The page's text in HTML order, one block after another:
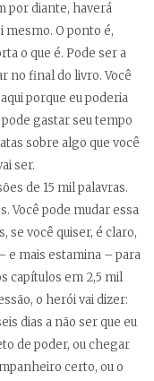
por diante, haverá
mesmo. O ponto é,
o que é. Pode ser a
no final do livro. Você
porque eu poderia
gastar seu tempo
sobre algo que você
ser.
de 15 mil palavras.
Você pode mudar essa
se você quiser, é claro,
e mais estamina – para
capítulos em 2,5 mil
o herói vai dizer:
dias a não ser que eu
de poder, ou chegar
certo, ou o